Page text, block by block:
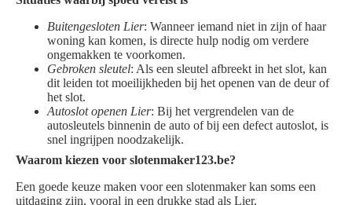
Buitengesloten Lier: Wanneer iemand niet in zijn of haar
woning kan komen, is directe hulp nodig om verdere
ongemakken te voorkomen.
Gebroken sleutel: Als een sleutel afbreekt in het slot, kan
dit leiden tot moeilijkheden bij het openen van de deur of
het slot.
Autoslot openen Lier: Bij het vergrendelen van de
autosleutels binnenin de auto of bij een defect autoslot, is
snel ingrijpen noodzakelijk.
Waarom kiezen voor slotenmaker123.be?
Een goede keuze maken voor een slotenmaker kan soms een
uitdaging zijn, vooral in een drukke stad als Lier.